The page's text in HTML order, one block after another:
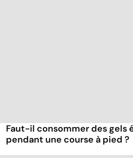
Faut-il consommer des gels
pendant une course à pied ?